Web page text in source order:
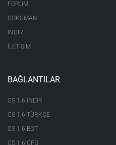
FORUM
DOKÜMAN
İNDİR
İLETİŞİM
BAĞLANTILAR
CS 1.6 INDIR
CS 1.6 TÜRKÇE
CS 1.6 BOT
CS 1.6 CFG